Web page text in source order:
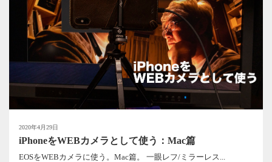
2020年4月29日
iPhoneをWEBカメラとして使う：Mac篇
EOSをWEBカメラに使う。Mac篇。 一眼レフ/ミラーレス...